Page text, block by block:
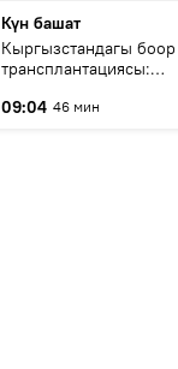
Күн башат
Кыргызстандагы боор
трансплантациясы:
келечеги
09:04 46 мин